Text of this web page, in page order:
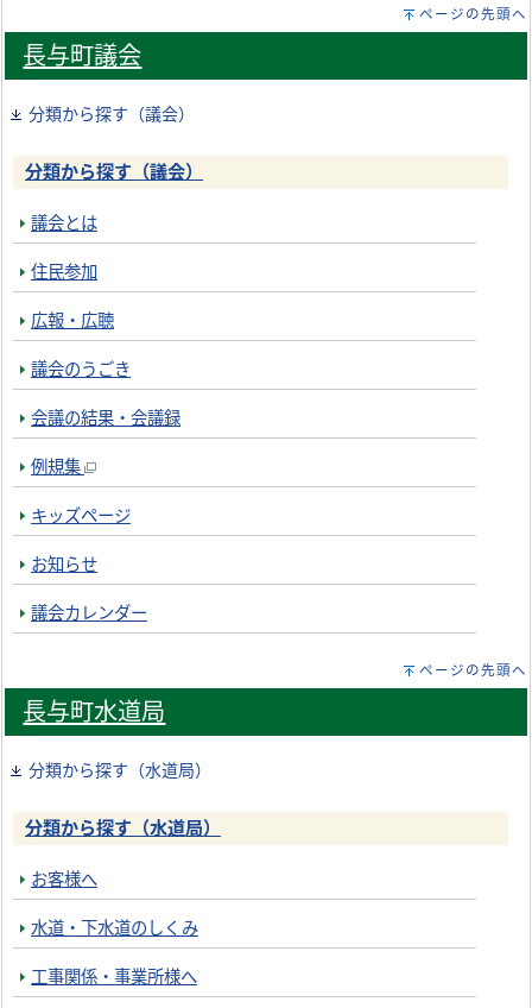
ページの先頭へ
長与町議会
分類から探す（議会）
分類から探す（議会）
議会とは
住民参加
広報・広聴
議会のうごき
会議の結果・会議録
例規集
キッズページ
お知らせ
議会カレンダー
ページの先頭へ
長与町水道局
分類から探す（水道局）
分類から探す（水道局）
お客様へ
水道・下水道のしくみ
工事関係・事業所様へ